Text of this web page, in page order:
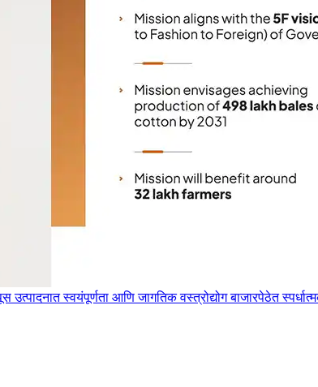
स्वयंपूर्णता आणि जागतिक वस्त्रोद्योग बाजारपेठेत